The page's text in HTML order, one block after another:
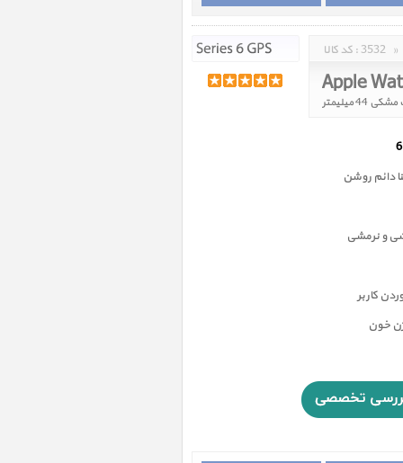
کد کالا : 3532 »
دائم روشن
و نرمشی
کاربر
خون